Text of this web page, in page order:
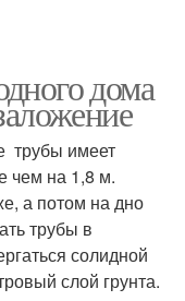
дома
трубы имеет
чем на 1,8 м.
а потом на дно
трубы в
солидной
слой грунта.